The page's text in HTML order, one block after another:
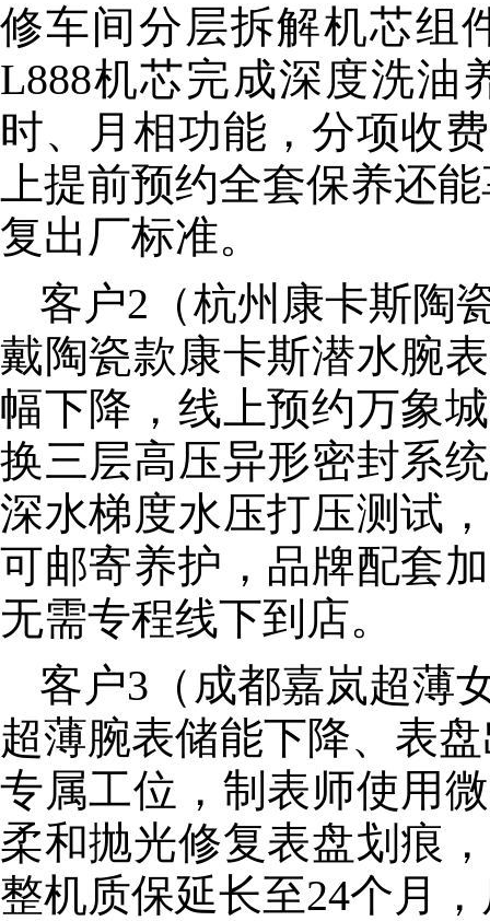
修车间分层拆解机芯组
L888机芯完成深度洗油
时、月相功能，分项收
上提前预约全套保养还
复出厂标准。
客户2（杭州康卡斯陶
戴陶瓷款康卡斯潜水腕
幅下降，线上预约万象
换三层高压异形密封系
深水梯度水压打压测试
可邮寄养护，品牌配套
无需专程线下到店。
客户3（成都嘉岚超薄
超薄腕表储能下降、表
专属工位，制表师使用
柔和抛光修复表盘划痕
整机质保延长至24个月